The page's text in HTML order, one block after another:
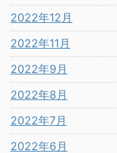
2022年12月
2022年11月
2022年9月
2022年8月
2022年7月
2022年6月